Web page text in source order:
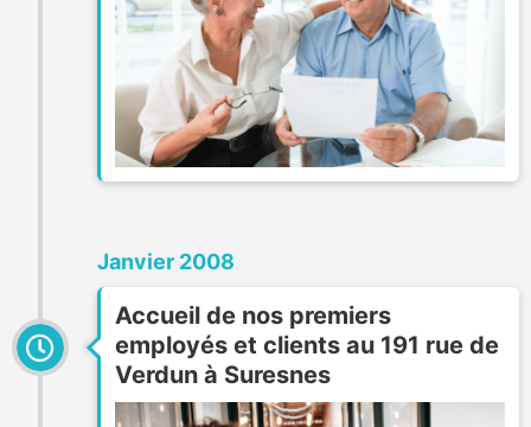
Janvier 2008
Accueil de nos premiers
employés et clients au 191 rue de
Verdun à Suresnes